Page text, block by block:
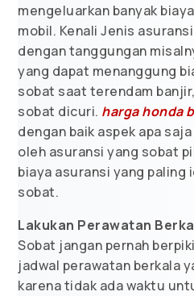
mengeluarkan banyak
mobil. Kenali Jenis
dengan tanggungan
yang dapat menanggung
sobat saat terendam
sobat dicuri. harga honda
dengan baik aspek apa
oleh asuransi yang sobat
biaya asuransi yang paling
sobat.
Lakukan Perawatan
Sobat jangan pernah
jadwal perawatan berkala
karena tidak ada waktu